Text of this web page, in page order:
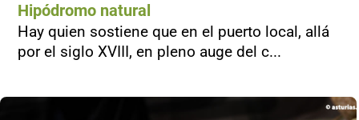
Hipódromo natural
Hay quien sostiene que en el puerto local, allá
por el siglo XVIII, en pleno auge del c...